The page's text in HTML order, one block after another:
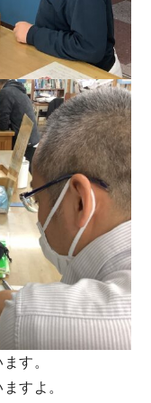
す。
すよ。